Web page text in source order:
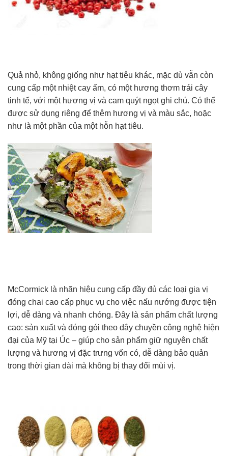
Quả nhỏ, không giống như hạt tiêu khác, mặc dù vẫn còn
cung cấp một nhiệt cay ấm, có một hương thơm trái cây
tinh tế, với một hương vị và cam quýt ngọt ghi chú. Có thể
được sử dụng riêng để thêm hương vị và màu sắc, hoặc
như là một phần của một hỗn hạt tiêu.
McCormick là nhãn hiệu cung cấp đầy đủ các loại gia vị
đóng chai cao cấp phục vụ cho việc nấu nướng được tiện
lợi, dễ dàng và nhanh chóng. Đây là sản phẩm chất lượng
cao: sản xuất và đóng gói theo dây chuyền công nghệ hiện
đại của Mỹ tại Úc – giúp cho sản phẩm giữ nguyên chất
lượng và hương vị đặc trưng vốn có, dễ dàng bảo quản
trong thời gian dài mà không bị thay đổi mùi vị.